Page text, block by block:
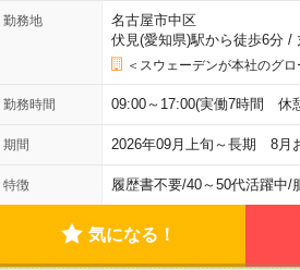
勤務地
名古屋市中区
伏見(愛知県)駅から徒歩6分/
＜スウェーデンが本社のグ
勤務時間 09:00～17:00(実働7時間 休
期間 2026年09月上旬～長期 8月
特徴 履歴書不要/40～50代活躍中/
気になる！